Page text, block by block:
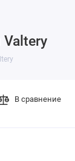
В сравнение